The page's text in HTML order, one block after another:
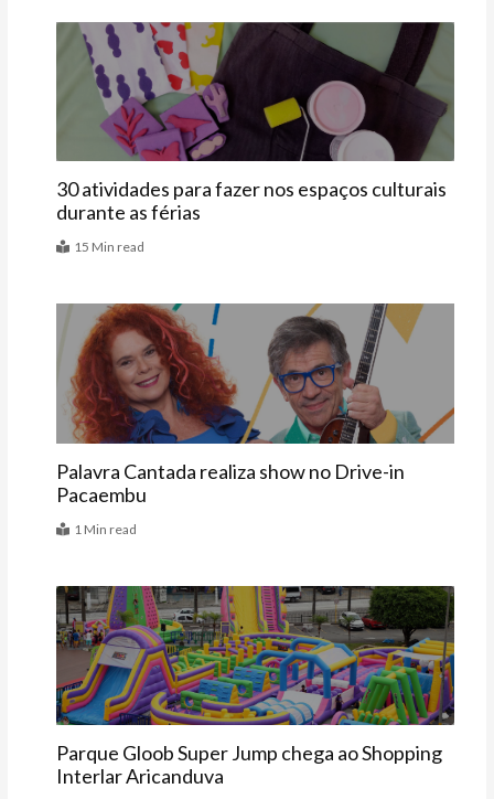
Agenda
30 atividades para fazer nos espaços culturais
durante as férias
15 Min read
Agenda
Palavra Cantada realiza show no Drive-in
Pacaembu
1 Min read
Agenda
Parque Gloob Super Jump chega ao Shopping
Interlar Aricanduva